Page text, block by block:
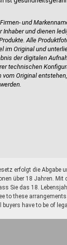
und
Inhaber und dienen
Alle
im Original und
der digitalen
technischen
vom Original
erfolgt die Abgabe
über 18 Jahren. Mit
Sie das 18.
to these
buyers have to be of